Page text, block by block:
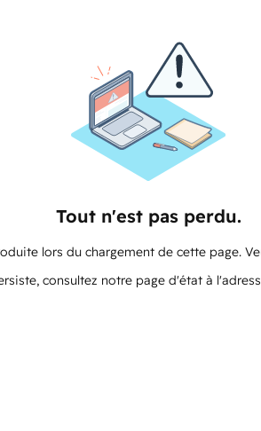
Tout n'est pas perdu.
lors du chargement de cette page.
consultez notre page d'état à